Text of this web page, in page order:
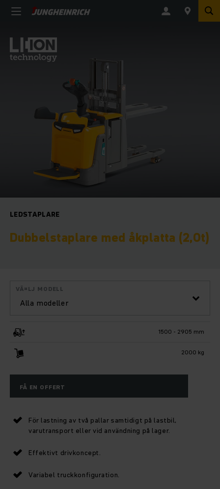
LEDSTAPLARE
Dubbelstaplare med åkplatta (2,0t)
Alla modeller
VÃ¤LJ MODELL
1500 - 2905 mm
2000 kg
FÅ EN OFFERT
För lastning av två pallar samtidigt på lastbil,
varutransport eller vid användning på lager.
Effektivt drivkoncept.
Variabel truckkonfiguration.